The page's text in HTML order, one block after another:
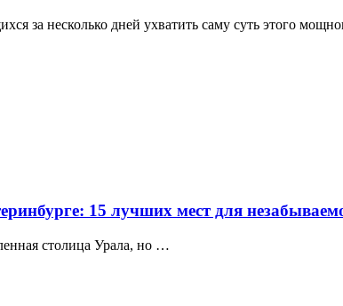
за несколько дней ухватить саму суть этого
15 лучших мест для
столица Урала, но …